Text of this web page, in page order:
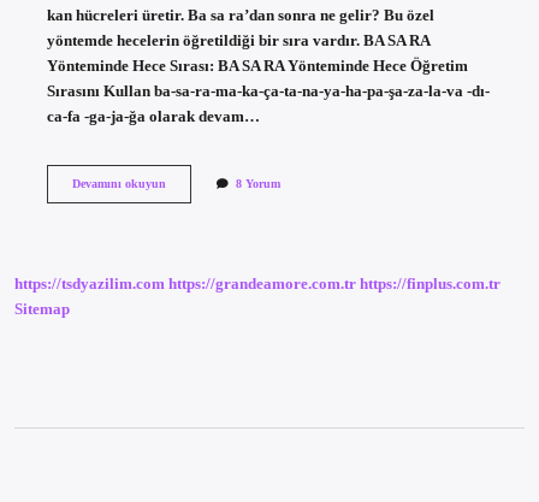
kan hücreleri üretir. Ba sa ra’dan sonra ne gelir? Bu özel
yöntemde hecelerin öğretildiği bir sıra vardır. BA SA RA
Yönteminde Hece Sırası: BA SA RA Yönteminde Hece Öğretim
Sırasını Kullan ba-sa-ra-ma-ka-ça-ta-na-ya-ha-pa-şa-za-la-va -dı-
ca-fa -ga-ja-ğa olarak devam…
Devamını okuyunBa
8 Yorum
https://tsdyazilim.com https://grandeamore.com.tr https://finplus.com.tr
Sitemap